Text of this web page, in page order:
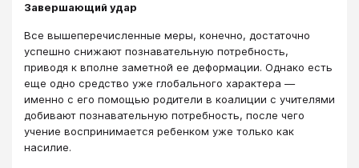
Завершающий удар
Все вышеперечисленные меры, конечно, достаточно
успешно снижают познавательную потребность,
приводя к вполне заметной ее деформации. Однако есть
еще одно средство уже глобального характера ―
именно с его помощью родители в коалиции с учителями
добивают познавательную потребность, после чего
учение воспринимается ребенком уже только как
насилие.